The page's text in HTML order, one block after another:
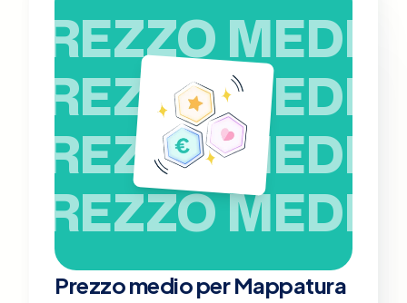
PREZZO MEDIO
PREZZO MEDIO
PREZZO MEDIO
PREZZO MEDIO
Prezzo medio per Mappatura